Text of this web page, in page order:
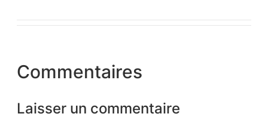
Commentaires
Laisser un commentaire